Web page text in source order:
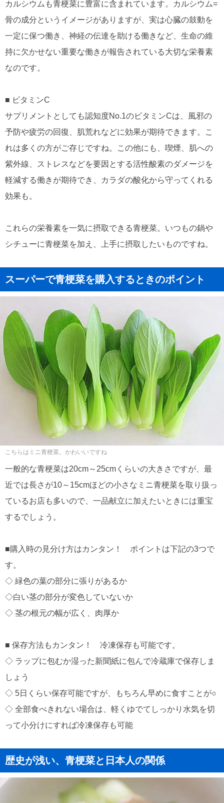
カルシウムも青梗菜に豊富に含まれています。カルシウム=
骨の成分というイメージがありますが、実は心臓の鼓動を
一定に保つ働き、神経の伝達を助ける働きなど、生命の維
持に欠かせない重要な働きが報告されている大切な栄養素
なのです。
■ ビタミンC
サプリメントとしても認知度No.1のビタミンCは、風邪の
予防や疲労の回復、肌荒れなどに効果が期待できます。こ
れは多くの方がご存じですね。この他にも、喫煙、肌への
紫外線、ストレスなどを要因とする活性酸素のダメージを
軽減する働きが期待でき、カラダの酸化から守ってくれる
効果も。
これらの栄養素を一気に摂取できる青梗菜。いつもの鍋や
シチューに青梗菜を加え、上手に摂取したいものですね。
スーパーで青梗菜を購入するときのポイント
こちらはミニ青梗菜。かわいいですね
一般的な青梗菜は20cm～25cmくらいの大きさですが、最
近では長さが10～15cmほどの小さなミニ青梗菜を取り扱っ
ているお店も多いので、一品献立に加えたいときには重宝
するでしょう。
■購入時の見分け方はカンタン！ ポイントは下記の3つで
す。
◇ 緑色の葉の部分に張りがあるか
◇白い茎の部分が変色していないか
◇ 茎の根元の幅が広く、肉厚か
■ 保存方法もカンタン！ 冷凍保存も可能です。
◇ ラップに包むか湿った新聞紙に包んで冷蔵庫で保存しま
しょう
◇ 5日くらい保存可能ですが、もちろん早めに食すことが○
◇ 全部食べきれない場合は、軽くゆでてしっかり水気を切
って小分けにすれば冷凍保存も可能
歴史が浅い、青梗菜と日本人の関係